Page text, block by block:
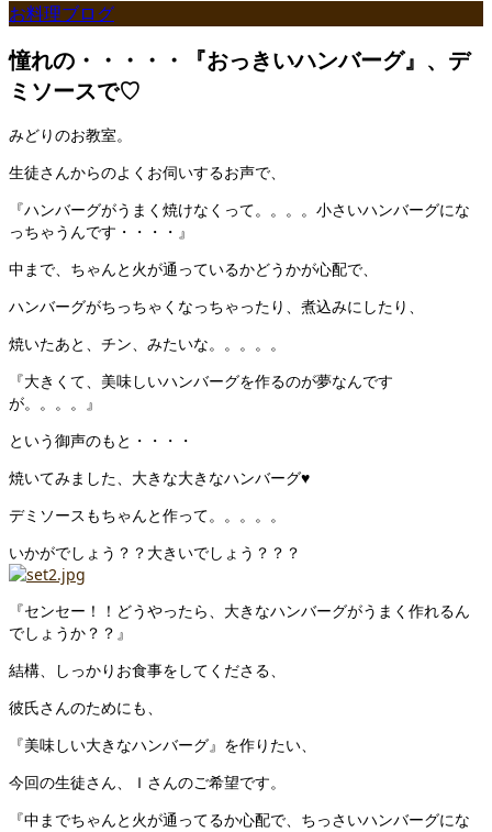
お料理ブログ
憧れの・・・・・『おっきいハンバーグ』、デ
ミソースで♡
みどりのお教室。
生徒さんからのよくお伺いするお声で、
『ハンバーグがうまく焼けなくって。。。。小さいハンバーグにな
っちゃうんです・・・・』
中まで、ちゃんと火が通っているかどうかが心配で、
ハンバーグがちっちゃくなっちゃったり、煮込みにしたり、
焼いたあと、チン、みたいな。。。。。
『大きくて、美味しいハンバーグを作るのが夢なんです
が。。。。』
という御声のもと・・・・
焼いてみました、大きな大きなハンバーグ♥
デミソースもちゃんと作って。。。。。
いかがでしょう？？大きいでしょう？？？
『センセー！！どうやったら、大きなハンバーグがうまく作れるん
でしょうか？？』
結構、しっかりお食事をしてくださる、
彼氏さんのためにも、
『美味しい大きなハンバーグ』を作りたい、
今回の生徒さん、Ｉさんのご希望です。
『中までちゃんと火が通ってるか心配で、ちっさいハンバーグにな